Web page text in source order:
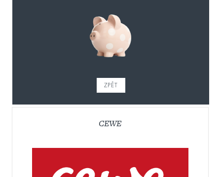
ZPĚT
CEWE